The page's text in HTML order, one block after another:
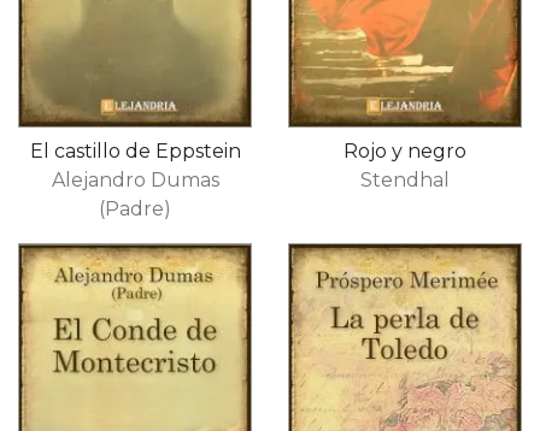
El castillo de Eppstein
Alejandro Dumas
(Padre)
Rojo y negro
Stendhal